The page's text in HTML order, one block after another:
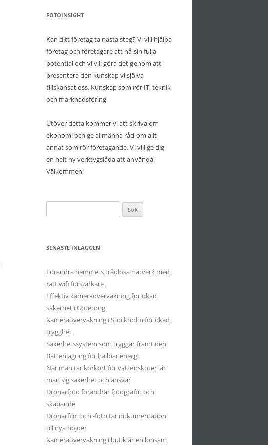
FOTOINSIGHT
Kan ditt företag ta nästa steg? Vi vill hjälpa
företag och företagare att nå sin fulla
potential och vi vill göra det genom att
presentera den kunskap vi själva
tillskansat oss. Kunskap som rör IT, teknik
och marknadsföring.
Utöver detta kommer vi att skriva om
ekonomi och ge allmänna råd om allt
annat som rör företagande. Vi vill ge dig
en helt ny verktygslåda att använda.
Välkommen!
efter:
SENASTE INLÄGGEN
Förändra hemmets trådlösa nätverk med
rätt wifi förstärkare
Effektiv kameraövervakning för ökad
säkerhet i Göteborg
Kameraövervakning i Stockholm för ökad
trygghet
Säkerhetssystem som tryggar framtiden
Batterilagring för hållbar energi
När man tar körkort för vattenskoter lär
man sig säkerhet och ansvar
Drönarfoto förändrar fotografin och
skapande
Drönarfilm och -foto tar dokumentation
till nya höjder
Kameraövervakning i butik är en lönsam